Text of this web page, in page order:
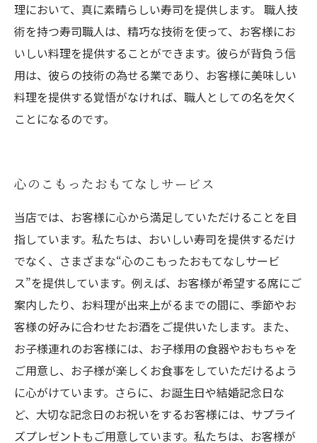
理において、真に素晴らしい寿司を提供します。 職人技
術を持つ寿司職人は、精巧な技術を使って、お客様にお
いしい料理を提供することができます。彼らが背負う信
用は、彼らの技術の為せる業であり、お客様に美味しい
料理を提供する覚悟がなければ、職人としての名を欠く
ことになるのです。
心のこもったおもてなしサービス
当店では、お客様に心から満足していただけることを目
指しています。私たちは、おいしい寿司を提供するだけ
でなく、さまざまな“心のこもったおもてなしサービ
ス”を提供しています。例えば、お客様が希望する席にご
案内したり、お料理が出来上がるまでの間に、季節やお
客様の好みに合わせたお酒をご提供いたします。また、
お子様連れのお客様には、お子様用の食器やおもちゃを
ご用意し、お子様が楽しくお食事をしていただけるよう
に心がけています。さらに、お誕生日や結婚記念日な
ど、大切な記念日のお祝いをするお客様には、サプライ
ズプレゼントもご用意しています。私たちは、お客様が